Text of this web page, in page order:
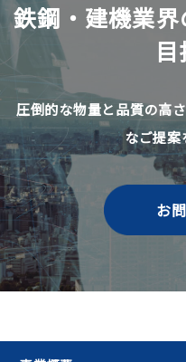
鉄鋼・建機業
圧倒的な物量と品質の高
なご提
お